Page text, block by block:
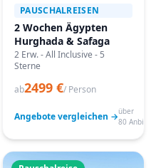
PAUSCHALREISEN
2 Wochen Ägypten
Hurghada & Safaga
2 Erw. - All Inclusive - 5
Sterne
ab2499 €/ Person
Angebote vergleichen →über
80